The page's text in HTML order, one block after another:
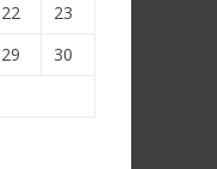
22
23
29
30